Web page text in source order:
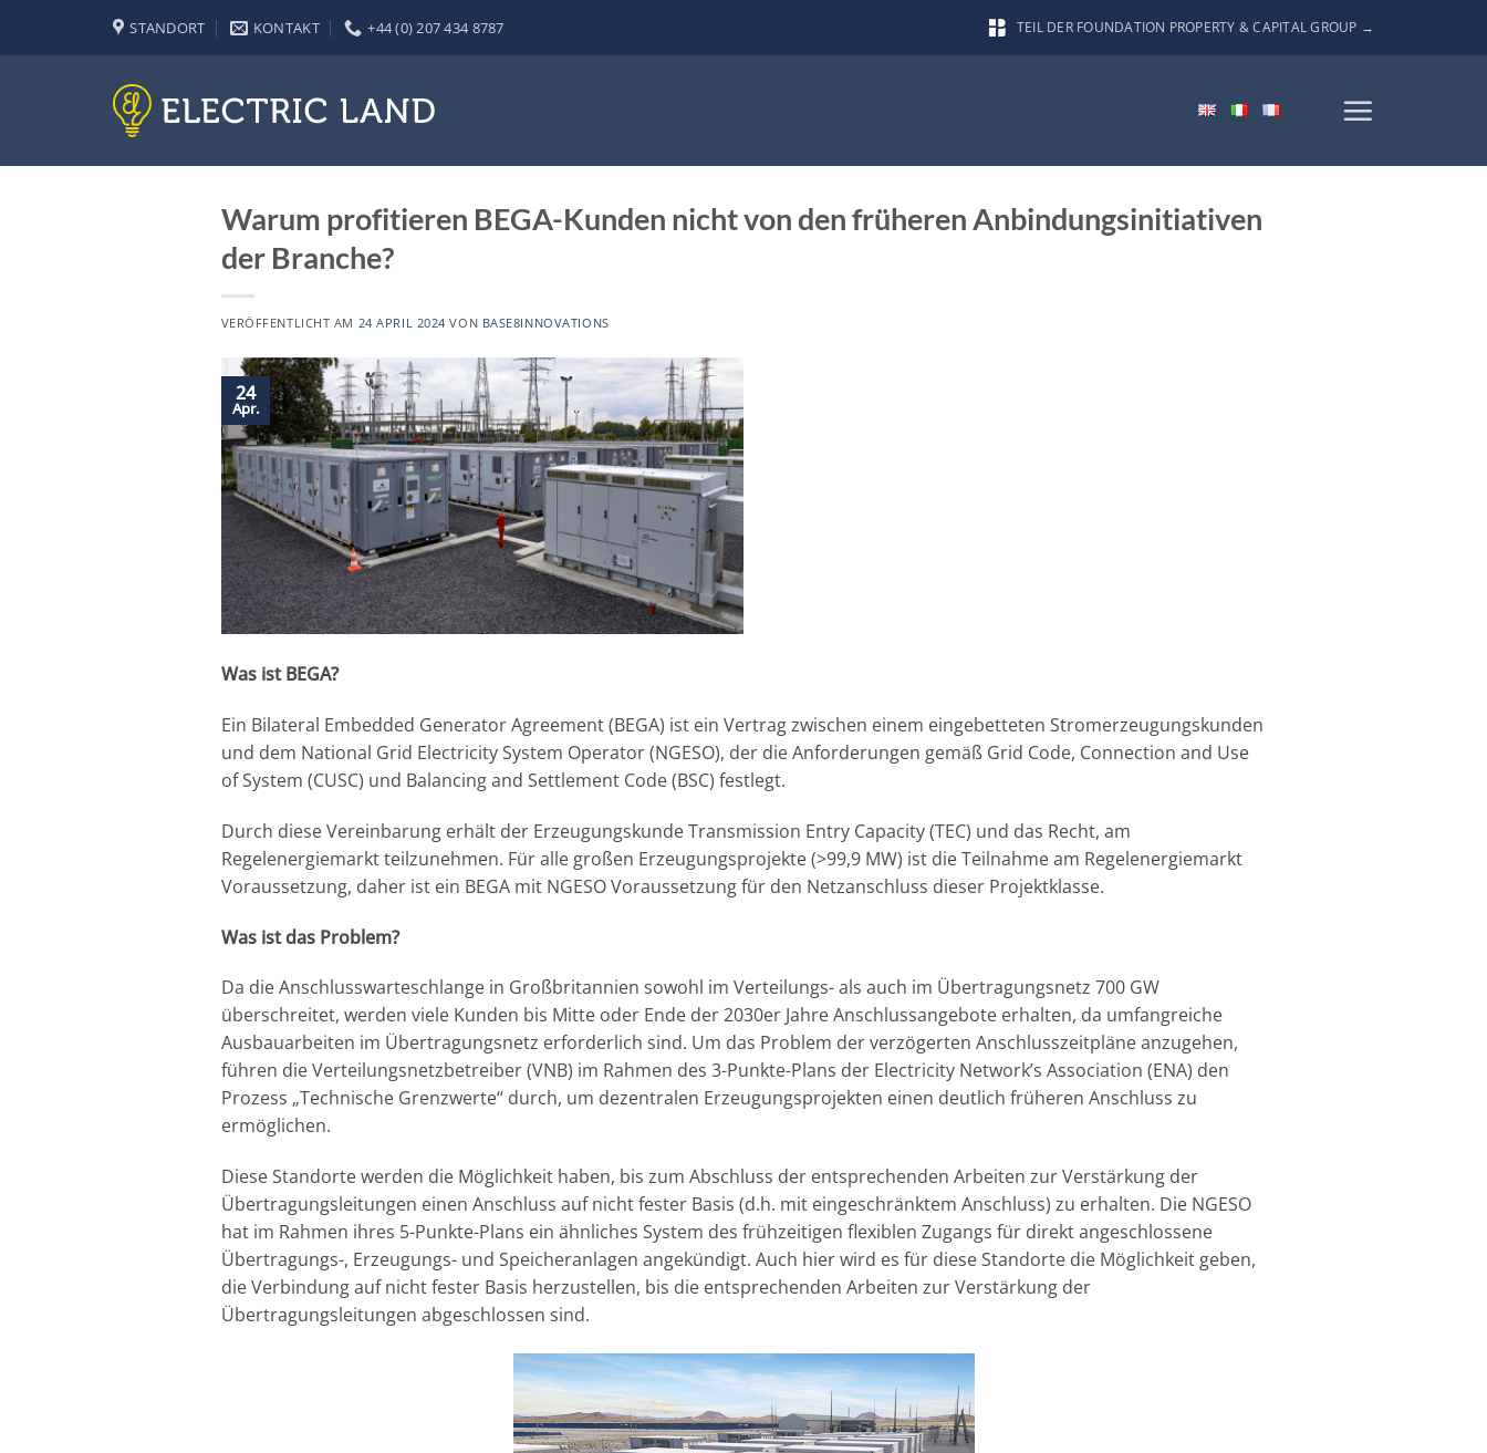
STANDORT KONTAKT +44 (0) 207 434 8787 TEIL DER FOUNDATION PROPERTY & CAPITAL GROUP →
Warum profitieren BEGA-Kunden nicht von den früheren Anbindungsinitiativen
der Branche?
VERÖFFENTLICHT AM 24 APRIL 2024 VON BASE8INNOVATIONS
24
Apr.
Was ist BEGA?
Ein Bilateral Embedded Generator Agreement (BEGA) ist ein Vertrag zwischen einem eingebetteten Stromerzeugungskunden
und dem National Grid Electricity System Operator (NGESO), der die Anforderungen gemäß Grid Code, Connection and Use
of System (CUSC) und Balancing and Settlement Code (BSC) festlegt.
Durch diese Vereinbarung erhält der Erzeugungskunde Transmission Entry Capacity (TEC) und das Recht, am
Regelenergiemarkt teilzunehmen. Für alle großen Erzeugungsprojekte (>99,9 MW) ist die Teilnahme am Regelenergiemarkt
Voraussetzung, daher ist ein BEGA mit NGESO Voraussetzung für den Netzanschluss dieser Projektklasse.
Was ist das Problem?
Da die Anschlusswarteschlange in Großbritannien sowohl im Verteilungs- als auch im Übertragungsnetz 700 GW
überschreitet, werden viele Kunden bis Mitte oder Ende der 2030er Jahre Anschlussangebote erhalten, da umfangreiche
Ausbauarbeiten im Übertragungsnetz erforderlich sind. Um das Problem der verzögerten Anschlusszeitpläne anzugehen,
führen die Verteilungsnetzbetreiber (VNB) im Rahmen des 3-Punkte-Plans der Electricity Network’s Association (ENA) den
Prozess „Technische Grenzwerte“ durch, um dezentralen Erzeugungsprojekten einen deutlich früheren Anschluss zu
ermöglichen.
Diese Standorte werden die Möglichkeit haben, bis zum Abschluss der entsprechenden Arbeiten zur Verstärkung der
Übertragungsleitungen einen Anschluss auf nicht fester Basis (d.h. mit eingeschränktem Anschluss) zu erhalten. Die NGESO
hat im Rahmen ihres 5-Punkte-Plans ein ähnliches System des frühzeitigen flexiblen Zugangs für direkt angeschlossene
Übertragungs-, Erzeugungs- und Speicheranlagen angekündigt. Auch hier wird es für diese Standorte die Möglichkeit geben,
die Verbindung auf nicht fester Basis herzustellen, bis die entsprechenden Arbeiten zur Verstärkung der
Übertragungsleitungen abgeschlossen sind.